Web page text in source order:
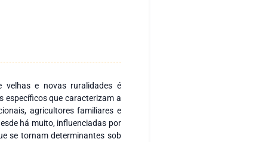
velhas e novas ruralidades é
específicos que caracterizam a
agricultores familiares e
há muito, influenciadas por
se tornam determinantes sob